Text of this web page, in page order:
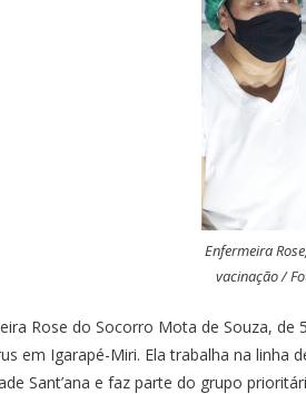
Enfermeira
vacinação /
Rose do Socorro Mota de Souza,
em Igarapé-Miri. Ela trabalha na linha
Sant’ana e faz parte do grupo